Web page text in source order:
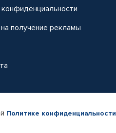
получение рекламы
Политике конфиденциальности